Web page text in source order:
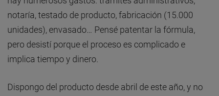
notaría, testado de producto, fabricación (15.000
unidades), envasado… Pensé patentar la fórmula,
pero desistí porque el proceso es complicado e
implica tiempo y dinero.
Dispongo del producto desde abril de este año, y no